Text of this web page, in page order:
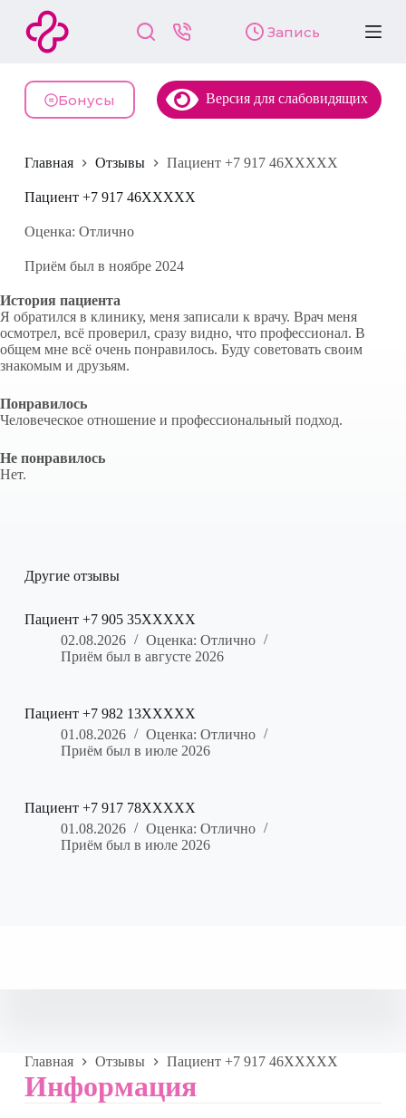
й
и
у
и
Запись
Бонусы Версия для слабовидящих
Главная Отзывы Пациент +7 917 46XXXXX
Пациент +7 917 46XXXXX
Оценка: Отлично
Приём был в ноябре 2024
История пациента
Я обратился в клинику, меня записали к врачу. Врач меня
осмотрел, всё проверил, сразу видно, что профессионал. В
общем мне всё очень понравилось. Буду советовать своим
знакомым и друзьям.
Понравилось
Человеческое отношение и профессиональный подход.
Не понравилось
Нет.
Другие отзывы
Пациент +7 905 35XXXXX
02.08.2026
Оценка: Отлично
Приём был в августе 2026
Пациент +7 982 13XXXXX
01.08.2026
Оценка: Отлично
Приём был в июле 2026
Пациент +7 917 78XXXXX
01.08.2026
Оценка: Отлично
Приём был в июле 2026
Главная Отзывы Пациент +7 917 46XXXXX
Информация